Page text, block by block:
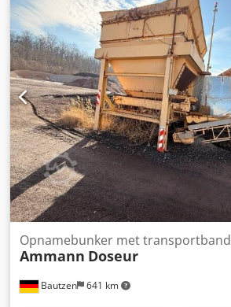
Bautzen 641 km
Opnamebunker met transportband
Ammann Doseur